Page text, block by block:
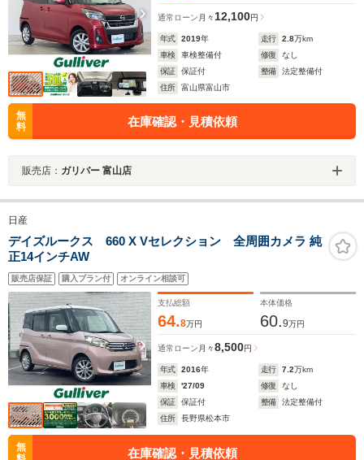
通常ローン 月々 12,100円
年式 2019年 走行 2.8万km
車検
車検整備付 修復
なし
保証
保証付 整備
法定整備付
住所
富山県富山市
無
料
在庫確認・見積依頼
販売店： ガリバー 富山店
日産
デイズルークス 660 X Vセレクション 全周囲カメラ 純
正14インチAW
販売店保証 購入プラン付 オンライン相談可
支払総額
64.8万円
本体価格
60.9万円
通常ローン 月々8,500円
年式 2016年 走行 7.2万km
車検
'27/09 修復
なし
保証
保証付 整備
法定整備付
住所
長野県松本市
無
在庫確認・見積依頼